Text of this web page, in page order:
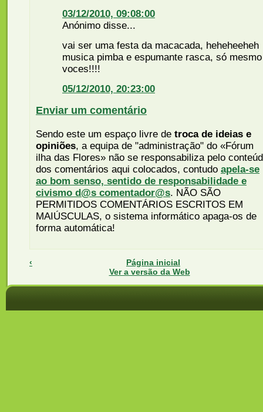
03/12/2010, 09:08:00
Anónimo disse...
vai ser uma festa da macacada, heheheeheh
musica pimba e espumante rasca, só mesmo
voces!!!!
05/12/2010, 20:23:00
Enviar um comentário
Sendo este um espaço livre de troca de ideias e
opiniões, a equipa de "administração" do «Fórum
ilha das Flores» não se responsabiliza pelo
dos comentários aqui colocados, contudo apela-se
ao bom senso, sentido de responsabilidade e
civismo d@s comentador@s. NÃO SÃO
PERMITIDOS COMENTÁRIOS ESCRITOS EM
MAIÚSCULAS, o sistema informático apaga-os de
forma automática!
‹
Página inicial
Ver a versão da Web